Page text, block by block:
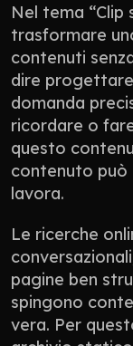
Nel tema
trasformare
contenuti
dire
domanda
ricordare o
questo
contenuto può
lavora.
Le ricerche
pagine ben
spingono
vera. Per